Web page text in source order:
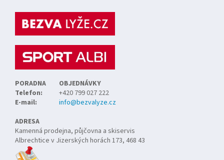
PORADNA
OBJEDNÁVKY
Telefon:
+420 799 027 222
E-mail:
info@bezvalyze.cz
ADRESA
Kamenná prodejna, půjčovna a skiservis
Albrechtice v Jizerských horách 173, 468 43